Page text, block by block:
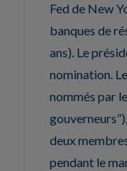
Fed de New
banques de
ans). Le
nomination.
nommés par
deux
pendant le